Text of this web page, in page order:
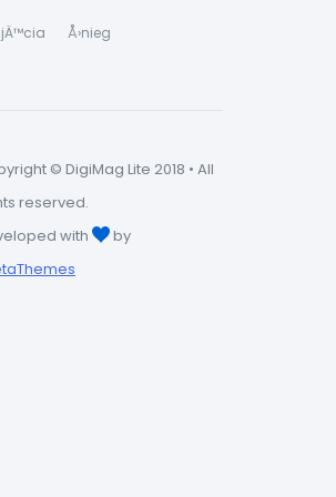
Å›nieg
© DigiMag Lite 2018 • All
reserved.
with
by